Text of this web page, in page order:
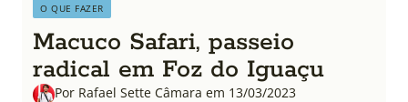
O QUE FAZER
Macuco Safari, passeio
radical em Foz do Iguaçu
Por Rafael Sette Câmara em 13/03/2023